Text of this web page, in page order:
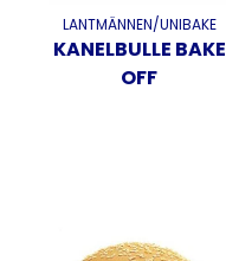
LANTMÄNNEN/UNIBAKE
KANELBULLE BAKE
OFF